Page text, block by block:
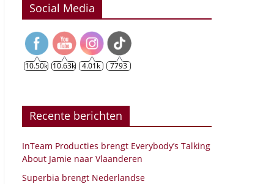
Social Media
10.50k 10.63k 4.01k 7793
Recente berichten
InTeam Producties brengt Everybody’s Talking
About Jamie naar Vlaanderen
Superbia brengt Nederlandse